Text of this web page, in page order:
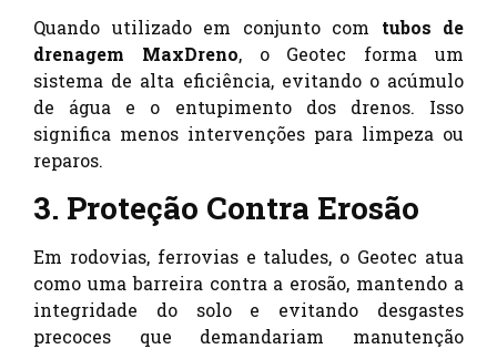
Quando utilizado em conjunto com tubos de
drenagem MaxDreno, o Geotec forma um
sistema de alta eficiência, evitando o acúmulo
de água e o entupimento dos drenos. Isso
significa menos intervenções para limpeza ou
reparos.
3. Proteção Contra Erosão
Em rodovias, ferrovias e taludes, o Geotec atua
como uma barreira contra a erosão, mantendo a
integridade do solo e evitando desgastes
precoces que demandariam manutenção